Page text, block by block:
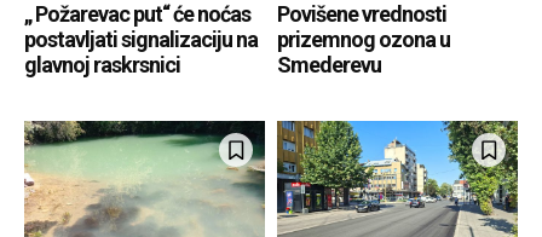
„ Požarevac put“ će noćas
postavljati signalizaciju na
glavnoj raskrsnici
Povišene vrednosti
prizemnog ozona u
Smederevu